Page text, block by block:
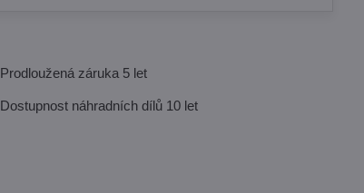
Prodloužená záruka 5 let
Dostupnost náhradních dílů 10 let